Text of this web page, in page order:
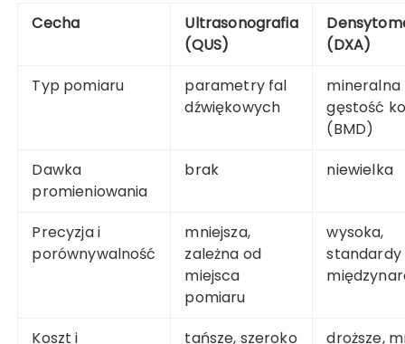
Cecha
Ultrasonografia
(QUS)
(DXA)
Typ pomiaru
parametry fal
dźwiękowych
mineralna
gęstość
(BMD)
Dawka
promieniowania
brak niewielka
Precyzja i
porównywalność
mniejsza,
zależna od
miejsca
pomiaru
wysoka,
standardy
Koszt i
tańsze, szeroko
droższe,